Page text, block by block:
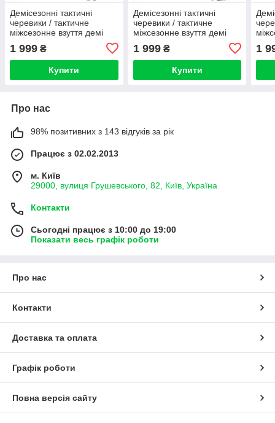
Демісезонні тактичні
черевики / тактичне
міжсезонне взуття демі
1 999 ₴
Купити
Демісезонні тактичні
черевики / тактичне
міжсезонне взуття демі
CYCLON Gen.2 (coyote)
1 999₴
Купити
1
Про нас
98% позитивних з 143 відгуків за рік
Працює з 02.02.2013
м. Київ
29000, вулиця Грушевського, 82, Київ, Україна
Контакти
Сьогодні працює з 10:00 до 19:00
Показати весь графік роботи
Про нас
Контакти
Доставка та оплата
Графік роботи
Повна версія сайту